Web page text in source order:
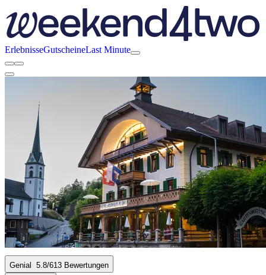
ErlebnisseGutscheineLast Minute
Genial 5.8/613 Bewertungen